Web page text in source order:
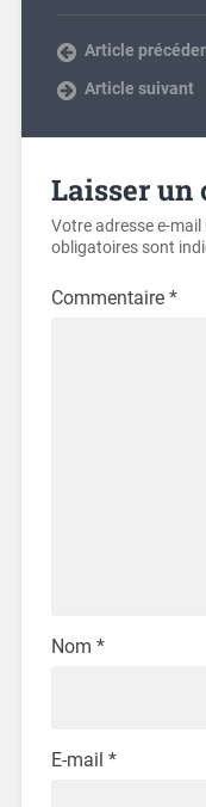
Article
Article suivant
Laisser un
Votre adresse e-
obligatoires sont
Commentaire *
Nom *
E-mail *